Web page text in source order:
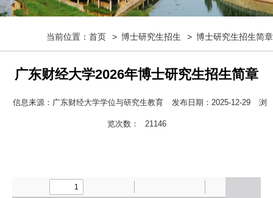
当前位置： 首页 博士研究生招生 博士研究生招生简章
广东财经大学2026年博士研究生招生简章
信息来源：广东财经大学学位与研究生教育 发布日期：2025-12-29 浏
览次数： 21146